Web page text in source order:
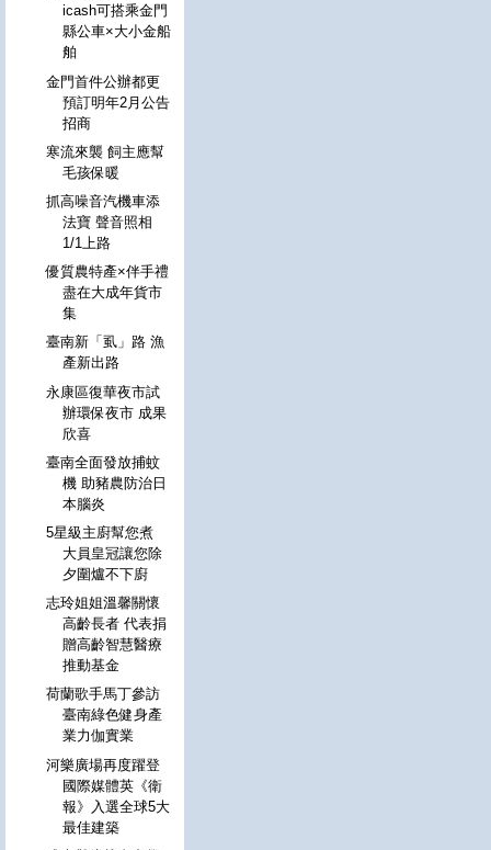
icash可搭乘金門
縣公車×大小金船
舶
金門首件公辦都更
預訂明年2月公告
招商
寒流來襲 飼主應幫
毛孩保暖
抓高噪音汽機車添
法寶 聲音照相
1/1上路
優質農特產×伴手禮
盡在大成年貨市
集
臺南新「虱」路 漁
產新出路
永康區復華夜市試
辦環保夜市 成果
欣喜
臺南全面發放捕蚊
機 助豬農防治日
本腦炎
5星級主廚幫您煮
大員皇冠讓您除
夕圍爐不下廚
志玲姐姐溫馨關懷
高齡長者 代表捐
贈高齡智慧醫療
推動基金
荷蘭歌手馬丁參訪
臺南綠色健身產
業力伽實業
河樂廣場再度躍登
國際媒體英《衛
報》入選全球5大
最佳建築